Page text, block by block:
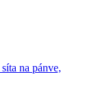
na pánve,